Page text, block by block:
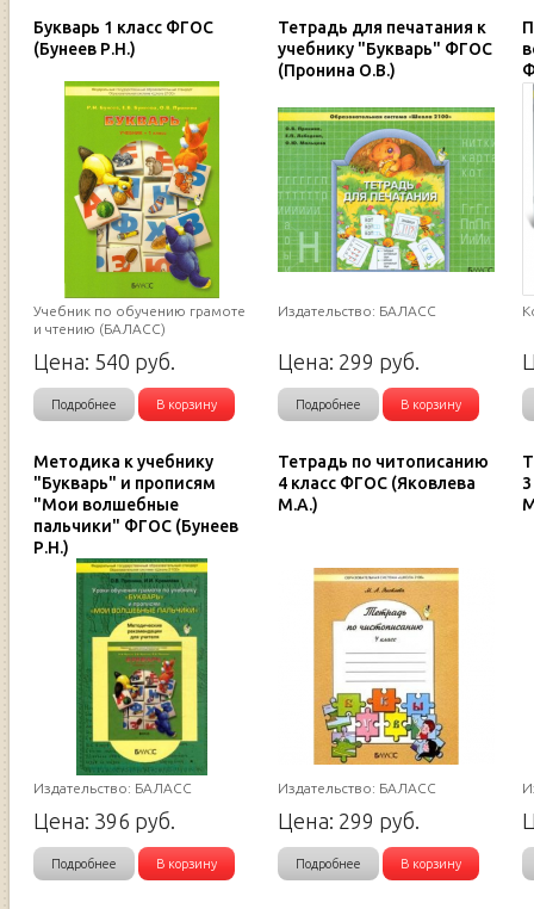
Букварь 1 класс ФГОС
(Бунеев Р.Н.)
Учебник по обучению грамоте
и чтению (БАЛАСС)
Цена: 540 руб.
Подробнее В корзину
Тетрадь для печатания к
учебнику "Букварь" ФГОС
(Пронина О.В.)
Издательство: БАЛАСС
Цена: 299 руб.
Подробнее В корзину
Методика к учебнику
"Букварь" и прописям
"Мои волшебные
пальчики" ФГОС (Бунеев
Р.Н.)
Издательство: БАЛАСС
Цена: 396 руб.
Подробнее В корзину
Тетрадь по читописанию
4 класс ФГОС (Яковлева
М.А.)
Издательство: БАЛАСС
Цена: 299 руб.
Подробнее В корзину